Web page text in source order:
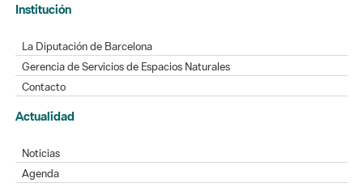
Institución
La Diputación de Barcelona
Gerencia de Servicios de Espacios Naturales
Contacto
Actualidad
Noticias
Agenda